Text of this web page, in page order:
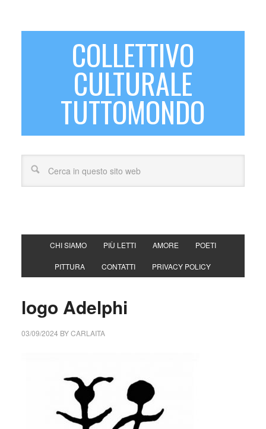
COLLETTIVO
CULTURALE
TUTTOMONDO
CHI SIAMO PIÙ LETTI AMORE POETI
PITTURA CONTATTI PRIVACY POLICY
logo Adelphi
03/09/2024 BYCARLAITA